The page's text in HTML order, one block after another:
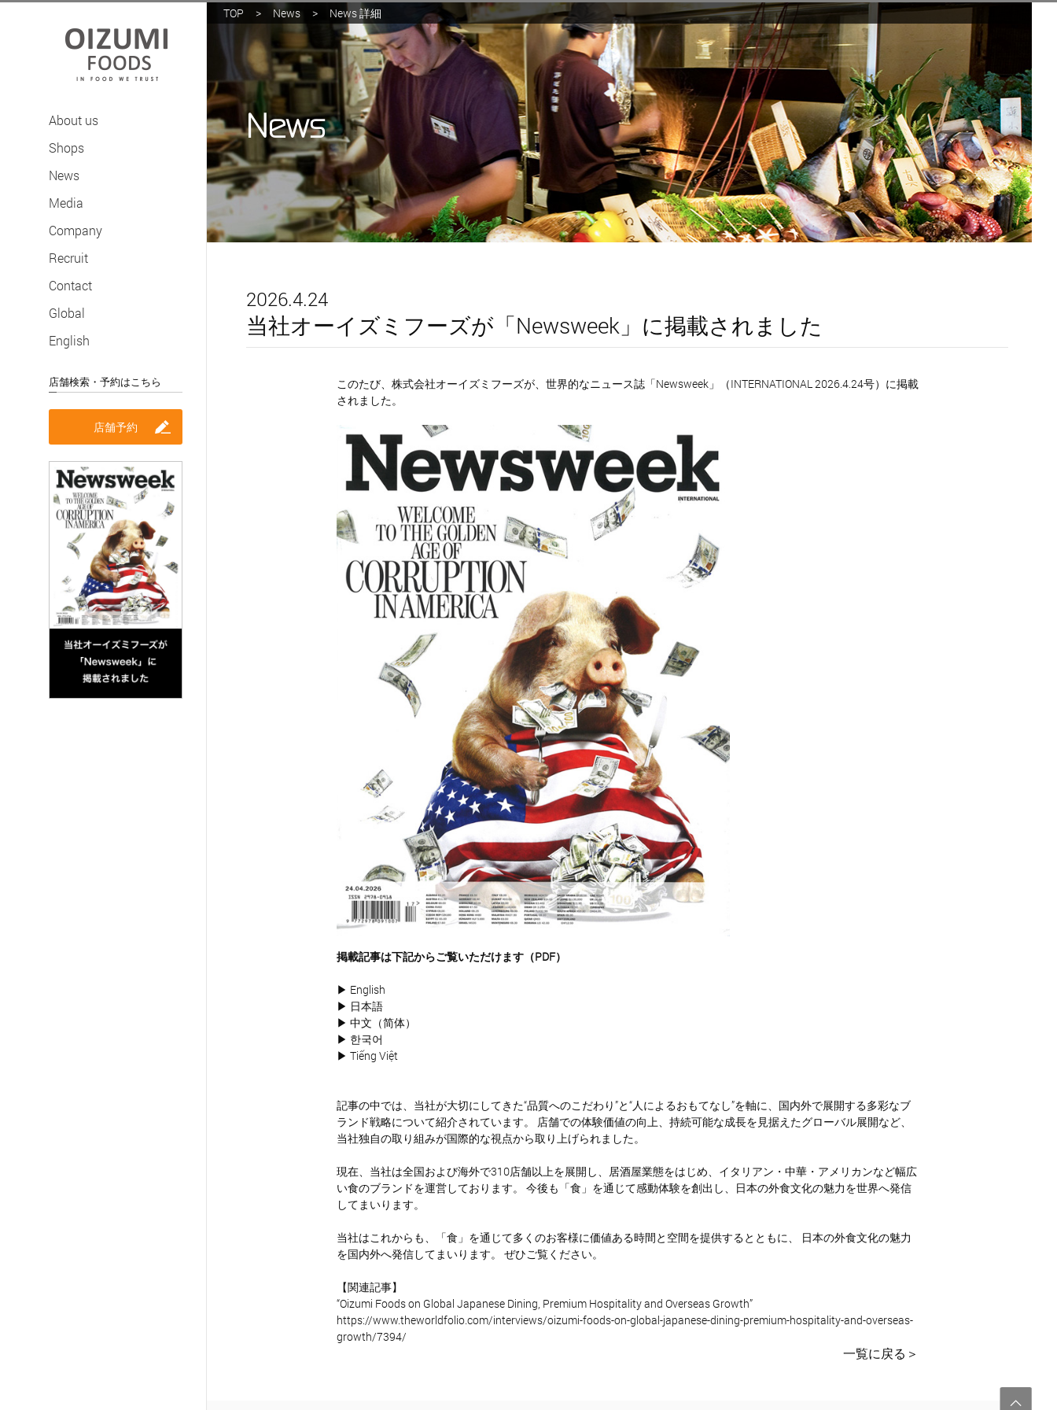
About us
Shops
News
Media
Company
Recruit
Contact
Global
English
店舗検索・予約はこちら
店舗予約
News
TOP > News > News 詳細
2026.4.24
当社オーイズミフーズが「Newsweek」に掲載されました
このたび、株式会社オーイズミフーズが、世界的なニュース誌「Newsweek」（INTERNATIONAL 2026.4.24号）に掲載
されました。
掲載記事は下記からご覧いただけます（PDF）
▶ English
▶ 日本語
▶ 中文（简体）
▶ 한국어
▶ Tiếng Việt
記事の中では、当社が大切にしてきた“品質へのこだわり”と“人によるおもてなし”を軸に、国内外で展開する多彩なブ
ランド戦略について紹介されています。 店舗での体験価値の向上、持続可能な成長を見据えたグローバル展開など、
当社独自の取り組みが国際的な視点から取り上げられました。
現在、当社は全国および海外で310店舗以上を展開し、居酒屋業態をはじめ、イタリアン・中華・アメリカンなど幅広
い食のブランドを運営しております。 今後も「食」を通じて感動体験を創出し、日本の外食文化の魅力を世界へ発信
してまいります。
当社はこれからも、「食」を通じて多くのお客様に価値ある時間と空間を提供するとともに、 日本の外食文化の魅力
を国内外へ発信してまいります。 ぜひご覧ください。
【関連記事】
“Oizumi Foods on Global Japanese Dining, Premium Hospitality and Overseas Growth”
https://www.theworldfolio.com/interviews/oizumi-foods-on-global-japanese-dining-premium-hospitality-and-overseas-
growth/7394/
一覧に戻る＞